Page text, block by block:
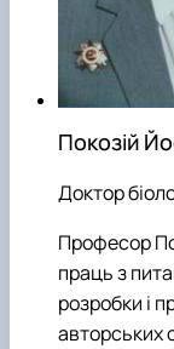
Покозій
Доктор
Професор
праць з
розробки і
авторських